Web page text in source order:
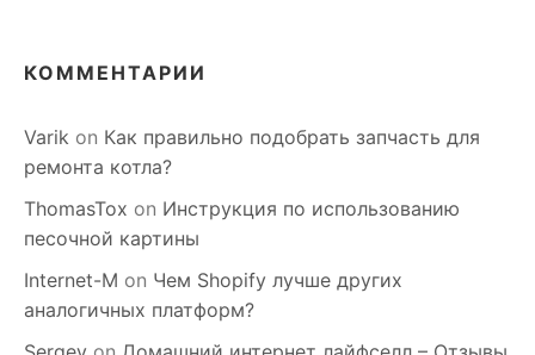
КОММЕНТАРИИ
Varik on Как правильно подобрать запчасть для
ремонта котла?
ThomasTox on Инструкция по использованию
песочной картины
Internet-M on Чем Shopify лучше других
аналогичных платформ?